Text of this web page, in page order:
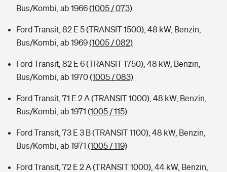
Bus/Kombi, ab 1966(1005 / 073)
Ford Transit, 82 E 5 (TRANSIT 1500), 48 kW, Benzin,
Bus/Kombi, ab 1969(1005 / 082)
Ford Transit, 82 E 6 (TRANSIT 1750), 48 kW, Benzin,
Bus/Kombi, ab 1970(1005 / 083)
Ford Transit, 71 E 2 A (TRANSIT 1000), 48 kW, Benzin,
Bus/Kombi, ab 1971 (1005 / 115)
Ford Transit, 73 E 3 B (TRANSIT 1100), 48 kW, Benzin,
Bus/Kombi, ab 1971 (1005 / 119)
Ford Transit, 72 E 2 A (TRANSIT 1000), 44 kW, Benzin,